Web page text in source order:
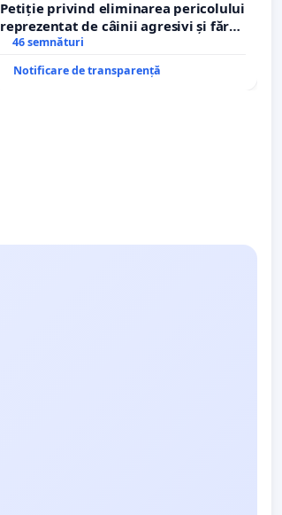
Petiție privind eliminarea pericolului
reprezentat de câinii agresivi și fără
stăpân din comuna Tunari
46 semnături
Notificare de transparență